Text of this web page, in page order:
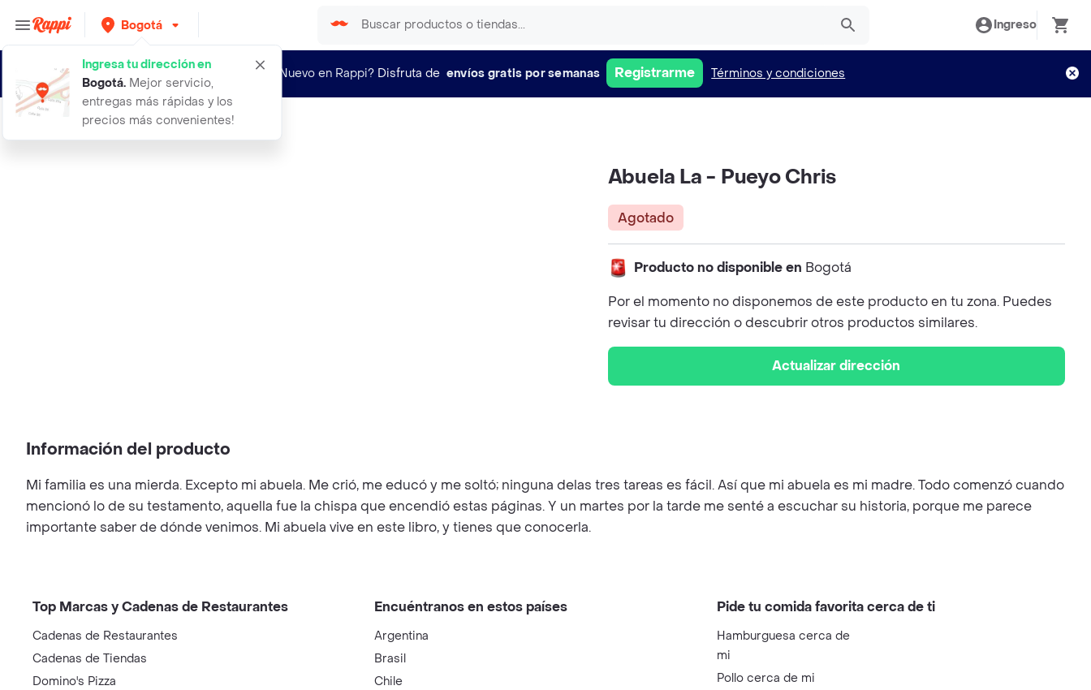
Bogotá
Ingresa tu dirección en
Bogotá. Mejor servicio,
entregas más rápidas y los
precios más convenientes!
Ingreso
¿Nuevo en Rappi? Disfruta de envíos gratis por semanas Registrarme Términos y condiciones
abuela la pueyo chris
Abuela La - Pueyo Chris
Agotado
Producto no disponible en Bogotá
Por el momento no disponemos de este producto en tu zona. Puedes
revisar tu dirección o descubrir otros productos similares.
Actualizar dirección
Información del producto
Mi familia es una mierda. Excepto mi abuela. Me crió, me educó y me soltó; ninguna delas tres tareas es fácil. Así que mi abuela es mi madre. Todo comenzó cuando
mencionó lo de su testamento, aquella fue la chispa que encendió estas páginas. Y un martes por la tarde me senté a escuchar su historia, porque me parece
importante saber de dónde venimos. Mi abuela vive en este libro, y tienes que conocerla.
Top Marcas y Cadenas de Restaurantes
Cadenas de Restaurantes
Cadenas de Tiendas
Domino's Pizza
Encuéntranos en estos países
Argentina
Brasil
Chile
Pide tu comida favorita cerca de ti
Hamburguesa cerca de
mi
Pollo cerca de mi